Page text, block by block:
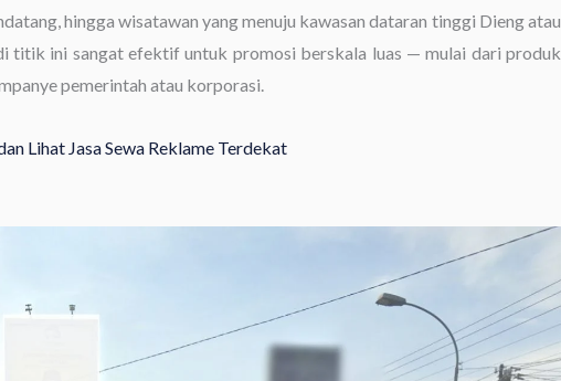
hingga wisatawan yang menuju kawasan dataran tinggi Dieng atau
titik ini sangat efektif untuk promosi berskala luas — mulai dari produk
pemerintah atau korporasi.
Lihat Jasa Sewa Reklame Terdekat